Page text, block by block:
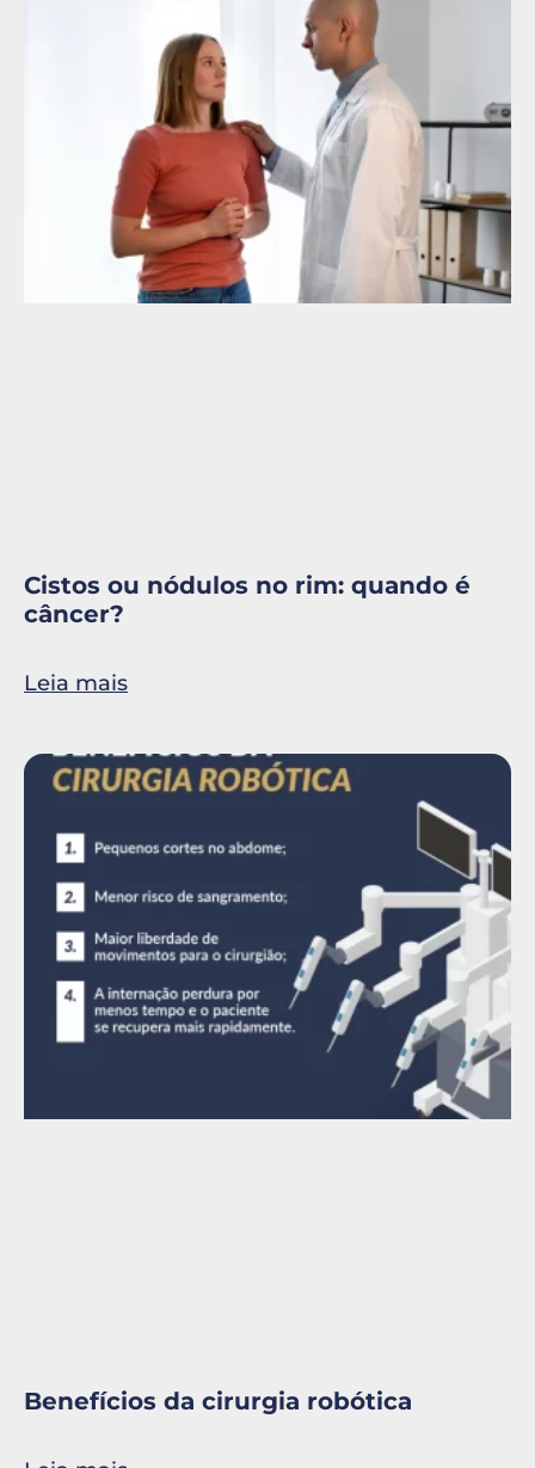
Cistos ou nódulos no rim: quando é
câncer?
Leia mais
Benefícios da cirurgia robótica